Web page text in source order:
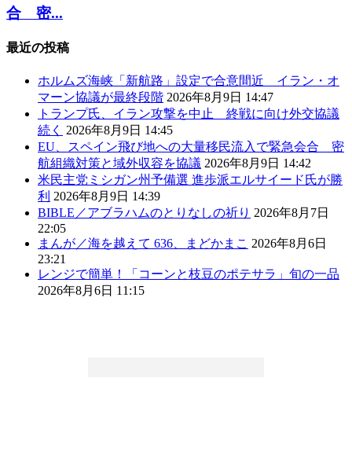
合 密...
最近の投稿
ホルムズ海峡「新航路」設定で合意間近 イラン・オ
マーン協議が最終段階 2026年8月9日 14:47
トランプ氏、イラン攻撃を中止 終戦に向け外交協議
続く
2026年8月9日 14:45
EU、スペイン飛び地への大量移民流入で緊急会合 密
航組織対策と域外収容を協議 2026年8月9日 14:42
米民主党ミシガン州予備選 進歩派エルサイード氏が勝
利 2026年8月9日 14:39
BIBLE／アブラハムのとりなしの祈り 2026年8月7日
22:05
まんが／海を越えて 636、まどかまこ 2026年8月6日
23:21
レンジで簡単！「コーンと枝豆のポテサラ」旬の一品
2026年8月6日 11:15